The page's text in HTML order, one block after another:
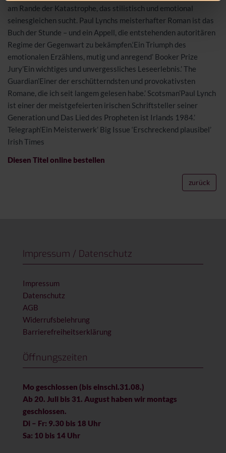
am Rande der Katastrophe, das stilistisch und emotional
seinesgleichen sucht. Paul Lynchs meisterhafter Roman ist das
Buch der Stunde – und ein Appell, die entstehenden autoritären
Regime der Gegenwart zu bekämpfen.‘Ein Triumph des
emotionalen Erzählens, mutig und anregend’ Booker Prize
Jury’Ein wichtiges und unvergessliches Leseerlebnis.’ The
Guardian’Einer der erschütterndsten und provokativsten
Romane, die ich seit langem gelesen habe.’ Scotsman’Paul Lynch
ist einer der meistgefeierten irischen Schriftsteller seiner
Generation und Das Lied des Propheten ist Irlands 1984.’
Telegraph’Ein Meisterwerk’ Big Issue ‘Erschreckend plausibel’
Irish Times
Diesen Titel online bestellen
zurück
Impressum / Datenschutz
Impressum
Datenschutz
AGB
Widerrufsbelehrung
Barrierefreiheitserklärung
Öffnungszeiten
Mo geschlossen (bis einschl.31.08.)
Ab 20. Juli bis 31. August haben wir montags
geschlossen.
Di – Fr: 9.30 bis 18 Uhr
Sa: 10 bis 14 Uhr